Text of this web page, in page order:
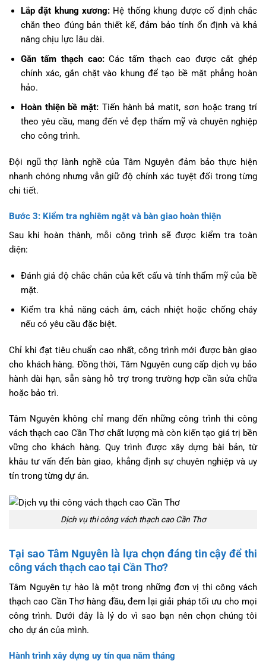
Lắp đặt khung xương: Hệ thống khung được cố định chắc
chắn theo đúng bản thiết kế, đảm bảo tính ổn định và khả
năng chịu lực lâu dài.
Gắn tấm thạch cao:Các tấm thạch cao được cắt ghép
chính xác, gắn chặt vào khung để tạo bề mặt phẳng hoàn
hảo.
Hoàn thiện bề mặt: Tiến hành bả matit, sơn hoặc trang trí
theo yêu cầu, mang đến vẻ đẹp thẩm mỹ và chuyên nghiệp
cho công trình.
Đội ngũ thợ lành nghề của Tâm Nguyên đảm bảo thực hiện
nhanh chóng nhưng vẫn giữ độ chính xác tuyệt đối trong từng
chi tiết.
Bước 3: Kiểm tra nghiêm ngặt và bàn giao hoàn thiện
Sau khi hoàn thành, mỗi công trình sẽ được kiểm tra toàn
diện:
Đánh giá độ chắc chắn của kết cấu và tính thẩm mỹ của bề
mặt.
Kiểm tra khả năng cách âm, cách nhiệt hoặc chống cháy
nếu có yêu cầu đặc biệt.
Chỉ khi đạt tiêu chuẩn cao nhất, công trình mới được bàn giao
cho khách hàng. Đồng thời, Tâm Nguyên cung cấp dịch vụ bảo
hành dài hạn, sẵn sàng hỗ trợ trong trường hợp cần sửa chữa
hoặc bảo trì.
Tâm Nguyên không chỉ mang đến những công trình thi công
vách thạch cao Cần Thơ chất lượng mà còn kiến tạo giá trị bền
vững cho khách hàng. Quy trình được xây dựng bài bản, từ
khâu tư vấn đến bàn giao, khẳng định sự chuyên nghiệp và uy
tín trong từng dự án.
Dịch vụ thi công vách thạch cao Cần Thơ
Tại sao Tâm Nguyên là lựa chọn đáng tin cậy để thi
công vách thạch cao tại Cần Thơ?
Tâm Nguyên tự hào là một trong những đơn vị thi công vách
thạch cao Cần Thơ hàng đầu, đem lại giải pháp tối ưu cho mọi
công trình. Dưới đây là lý do vì sao bạn nên chọn chúng tôi
cho dự án của mình.
Hành trình xây dựng uy tín qua năm tháng